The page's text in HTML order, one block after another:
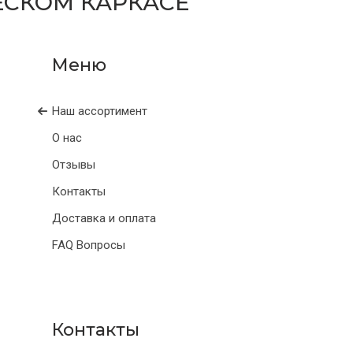
Наш ассортимент
О нас
Отзывы
Контакты
Доставка и оплата
FAQ Вопросы
Контакты